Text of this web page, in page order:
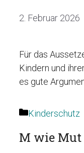
2. Februar 2026
Für das
Kindern und
es gute
Kategorien
Kinderschutz
M wie